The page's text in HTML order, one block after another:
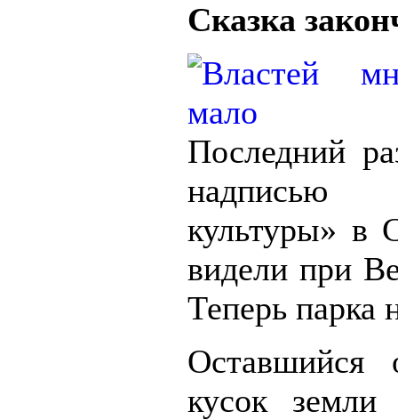
Сказка
Последний
культуры» в
видели при
Теперь парка
Оставшийся
кусок земли